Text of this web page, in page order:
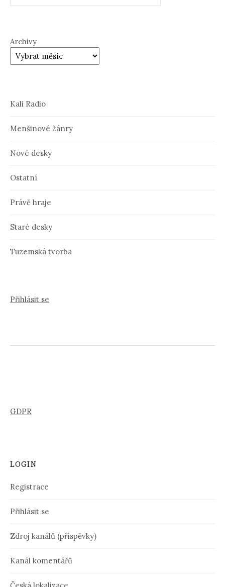
Archivy
Kali Radio
Menšinové žánry
Nové desky
Ostatní
Právě hraje
Staré desky
Tuzemská tvorba
Přihlásit se
GDPR
LOGIN
Registrace
Přihlásit se
Zdroj kanálů (příspěvky)
Kanál komentářů